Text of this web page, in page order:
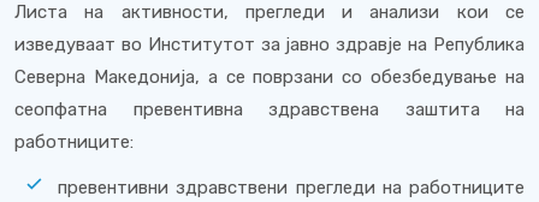
Листа на активности, прегледи и анализи кои се
изведуваат во Институтот за јавно здравје на Република
Северна Македонија, а се поврзани со обезбедување на
сеопфатна превентивна здравствена заштита на
работниците:
превентивни здравствени прегледи на работниците